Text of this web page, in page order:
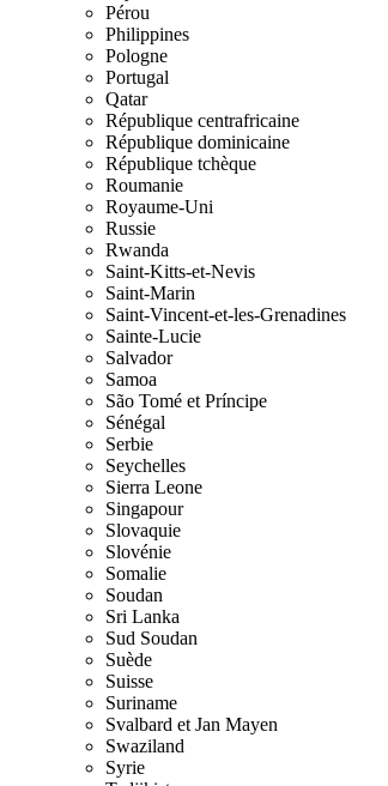
Pérou
Philippines
Pologne
Portugal
Qatar
République centrafricaine
République dominicaine
République tchèque
Roumanie
Royaume-Uni
Russie
Rwanda
Saint-Kitts-et-Nevis
Saint-Marin
Saint-Vincent-et-les-Grenadines
Sainte-Lucie
Salvador
Samoa
São Tomé et Príncipe
Sénégal
Serbie
Seychelles
Sierra Leone
Singapour
Slovaquie
Slovénie
Somalie
Soudan
Sri Lanka
Sud Soudan
Suède
Suisse
Suriname
Svalbard et Jan Mayen
Swaziland
Syrie